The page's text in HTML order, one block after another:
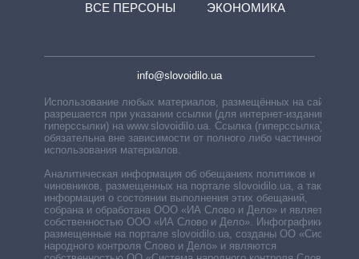
ВСЕ ПЕРСОНЫ
ЭКОНОМИКА
info@slovoidilo.ua
Использование любых материалов, размещённых на сайте,
разрешается при указании ссылки (для интернет-изданий —
гиперссылки) на www.slovoidilo.ua. Ссылка (гиперссылка)
обязательна вне зависимости от полного либо частичного
использования материалов.
Аналитическая информация об обещаниях политиков и
чиновников, размещенных на портале slovoidilo.ua, а также
информация о состоянии выполнения этих обещаний,
собрана и обработана ООО «ИА Слово и Дело» и является
собственностью ООО «ИА Слово и Дело». Инфографики,
размещенные на портале slovoidilo.ua, созданы ОО «Система
народного контроля Слово и Дело» и являются